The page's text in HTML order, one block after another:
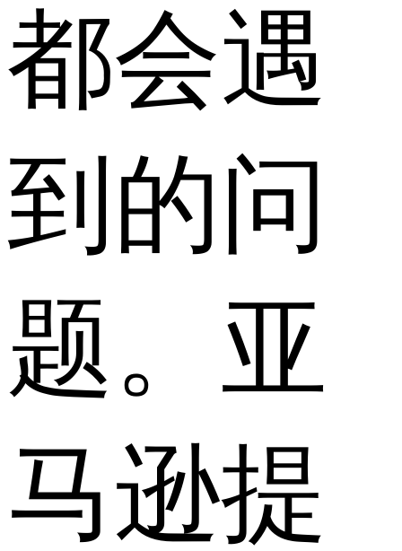
都会遇
到的问
题。亚
马逊提